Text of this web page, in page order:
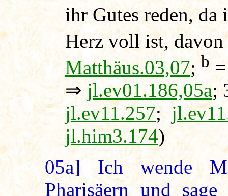
ihr Gutes reden, da
Herz voll ist,
Matthäus.03,07;b
⇒ jl.ev01.186,05a;
jl.ev11.257;
jl.him3.174)
05a]Ich wende
Pharisäern und